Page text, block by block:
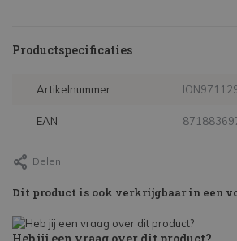
Productspecificaties
Artikelnummer
EAN
Delen
Dit product is ook verkrijgbaar in een